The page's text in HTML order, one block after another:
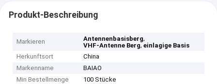
Produkt-Beschreibung
Markieren Antennenbasisberg,
VHF-Antenne Berg,einlagige Basis
Herkunftsort
China
Markenname
BAIAO
Min Bestellmenge
100 Stücke